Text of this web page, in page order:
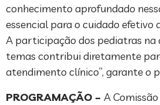
conhecimento aprofundado
essencial para o cuidado efetivo
A participação dos pediatras na
temas contribui diretamente
atendimento clínico”, garante o
PROGRAMAÇÃO – A